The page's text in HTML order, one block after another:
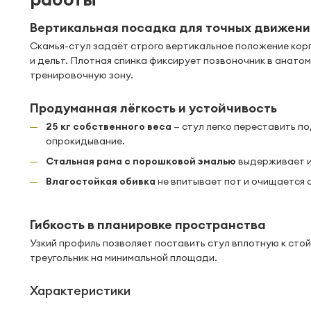
Вертикальная посадка для точных
Скамья-стул задаёт строго вертикальное положение
и дельт. Плотная спинка фиксирует позвоночник в
тренировочную зону.
Продуманная лёгкость и устойчивость
25 кг собственного веса — стул легко переставить
опрокидывание.
Стальная рама с порошковой эмалью выдерживает
Влагостойкая обивка не впитывает пот и
Гибкость в планировке пространства
Узкий профиль позволяет поставить стул вплотную к
треугольник на минимальной площади.
Характеристики